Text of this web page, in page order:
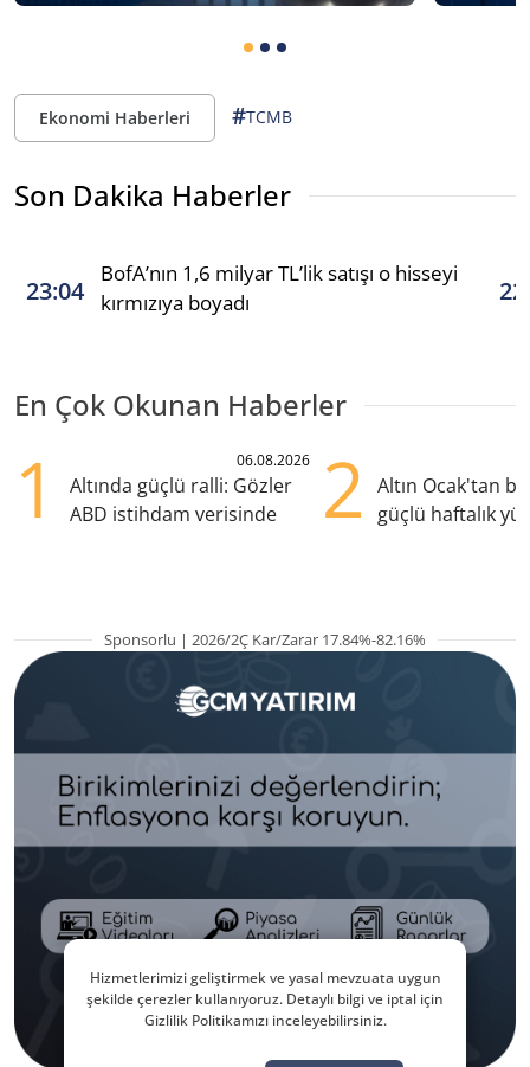
Ekonomi Haberleri #TCMB
Son Dakika Haberler
23:04
BofA’nın 1,6 milyar TL’lik satışı o hisseyi
kırmızıya boyadı
En Çok Okunan Haberler
1 06.08.2026
Altında güçlü ralli: Gözler
ABD istihdam verisinde
2
Altın Ocak'tan
güçlü haftalık
Sponsorlu | 2026/2Ç Kar/Zarar 17.84%-82.16%
Hizmetlerimizi geliştirmek ve yasal mevzuata uygun
şekilde çerezler kullanıyoruz. Detaylı bilgi ve iptal için
Gizlilik Politikamızı inceleyebilirsiniz.